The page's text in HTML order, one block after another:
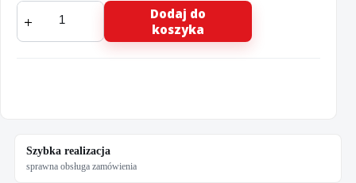
ilość
KWAZAR
Dodaj do
koszyka
Szybka realizacja
sprawna obsługa zamówienia